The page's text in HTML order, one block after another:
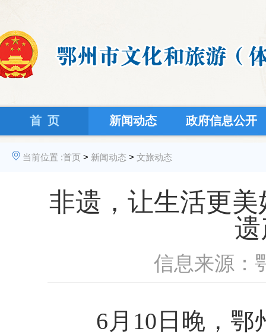
首 页 新闻动态 政府信息公开
当前位置 :首页 > 新闻动态 > 文旅动态
非遗，让生活更
遗
信息来源：
6月 10 日晚，鄂